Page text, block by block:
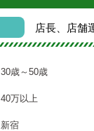
店長、店舗
30歳～50歳
40万以上
新宿